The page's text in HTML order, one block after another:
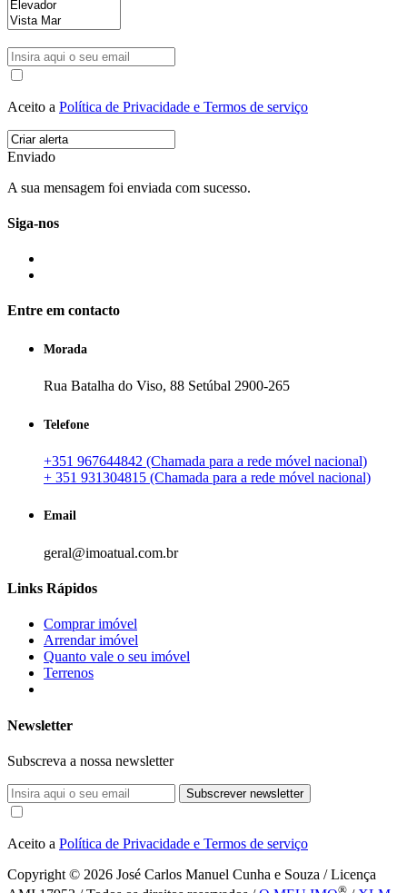
Aceito a Política de Privacidade e Termos de serviço
Enviado
A sua mensagem foi enviada com sucesso.
Siga-nos
Entre em contacto
Morada
Rua Batalha do Viso, 88 Setúbal 2900-265
Telefone
+351 967644842 (Chamada para a rede móvel nacional)
+ 351 931304815 (Chamada para a rede móvel nacional)
Email
geral@imoatual.com.br
Links Rápidos
Comprar imóvel
Arrendar imóvel
Quanto vale o seu imóvel
Terrenos
Newsletter
Subscreva a nossa newsletter
Subscrever newsletter
Aceito a Política de Privacidade e Termos de serviço
Copyright © 2026 José Carlos Manuel Cunha e Souza / Licença
®